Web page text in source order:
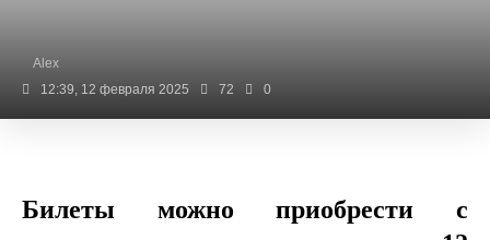
Alex
12:39, 12 февраля 2025
72 0
Билеты можно приобрести с